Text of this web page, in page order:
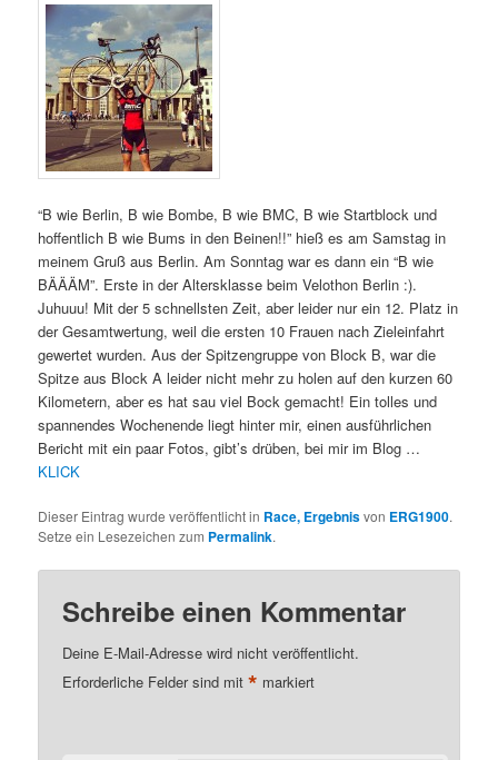
“B wie Berlin, B wie Bombe, B wie BMC, B wie Startblock und
hoffentlich B wie Bums in den Beinen!!” hieß es am Samstag in
meinem Gruß aus Berlin. Am Sonntag war es dann ein “B wie
BÄÄÄM”. Erste in der Altersklasse beim Velothon Berlin :).
Juhuuu! Mit der 5 schnellsten Zeit, aber leider nur ein 12. Platz in
der Gesamtwertung, weil die ersten 10 Frauen nach Zieleinfahrt
gewertet wurden.Aus der Spitzengruppe von Block B, war die
Spitze aus Block A leider nicht mehr zu holen auf den kurzen 60
Kilometern, aber es hat sau viel Bock gemacht! Ein tolles und
spannendes Wochenende liegt hinter mir, einen ausführlichen
Bericht mit ein paar Fotos, gibt’s drüben, bei mir im Blog …
KLICK
Dieser Eintrag wurde veröffentlicht in Race, Ergebnisvon ERG1900.
Setze ein Lesezeichen zum Permalink.
Schreibe einen Kommentar
Deine E-Mail-Adresse wird nicht veröffentlicht.
Erforderliche Felder sind mit* markiert